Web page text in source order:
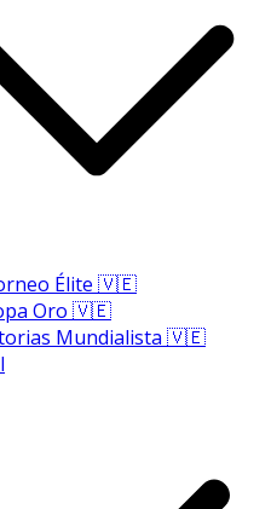
Élite 🇻🇪
Oro 🇻🇪
Mundialista 🇻🇪